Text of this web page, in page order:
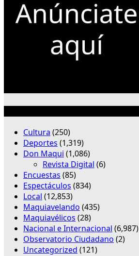
Cultura (250)
Deportes (1,319)
Don Maqui (1,086)
Revista Digital (6)
Encuestas (85)
Espectáculos (834)
Local (12,853)
Maquiavelando (435)
Maquiavélicos (28)
Nacional e Internacional (6,987)
Observatorio Ciudadano (2)
Uncategorized (121)